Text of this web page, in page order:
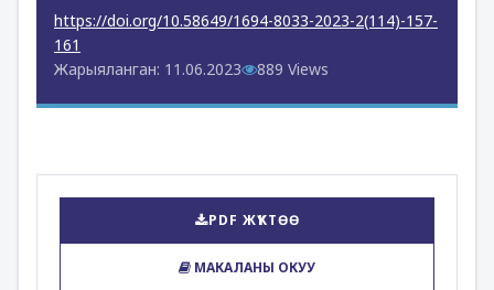
https://doi.org/10.58649/1694-8033-2023-2(114)-157-
161
Жарыяланган: 11.06.2023
889 Views
PDF ЖҮКТӨӨ
МАКАЛАНЫ ОКУУ